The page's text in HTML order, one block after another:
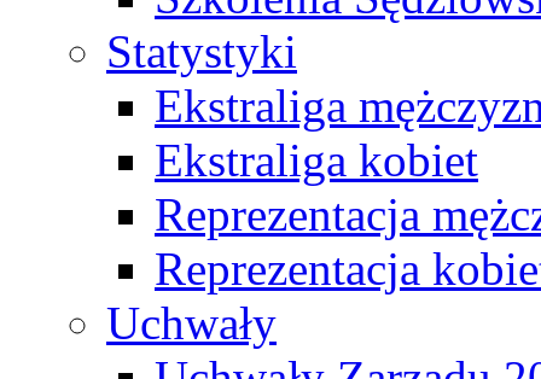
Statystyki
Ekstraliga
Ekstraliga kobiet
Reprezentacja
Reprezentacja
Uchwały